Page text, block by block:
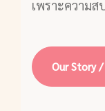
เพราะความส
Our Story /